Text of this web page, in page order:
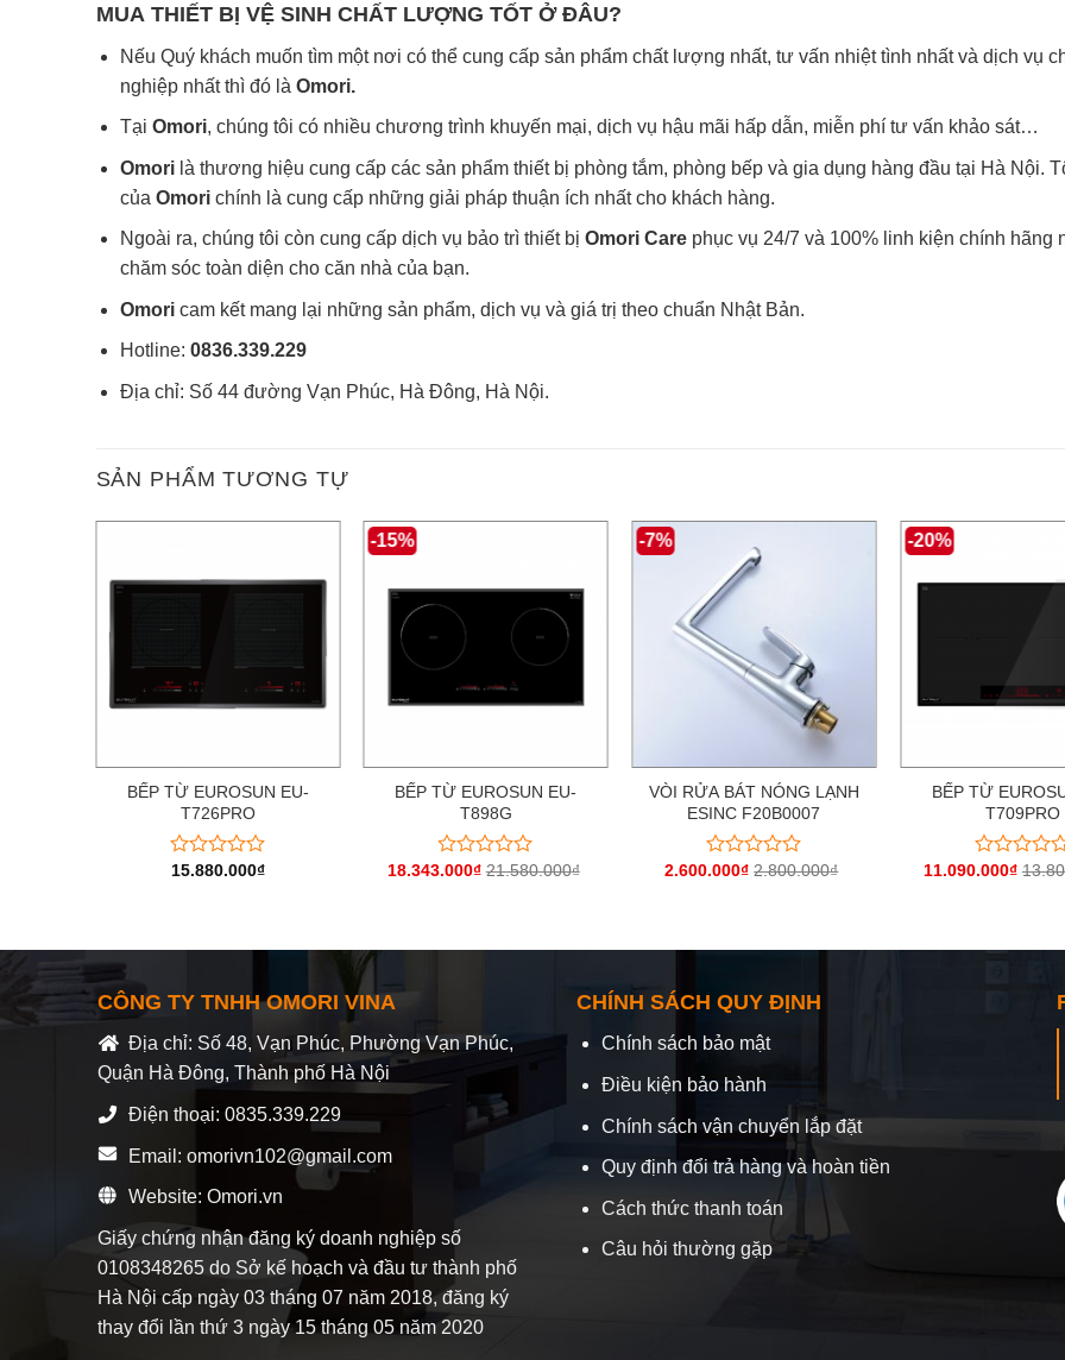
MUA THIẾT BỊ VỆ SINH CHẤT LƯỢNG TỐT Ở ĐÂU?
Nếu Quý khách muốn tìm một nơi có thể cung cấp sản phẩm chất lượng nhất, tư vấn nhiệt tình nhất và dịch vụ
nghiệp nhất thì đó làOmori.
TạiOmori, chúng tôi có nhiều chương trình khuyến mại, dịch vụ hậu mãi hấp dẫn, miễn phí tư vấn khảo sát…
Omori là thương hiệu cung cấp các sản phẩm thiết bị phòng tắm, phòng bếp và gia dụng hàng đầu tại Hà Nội.
củaOmori chính là cung cấp những giải pháp thuận ích nhất cho khách hàng.
Ngoài ra, chúng tôi còn cung cấp dịch vụ bảo trì thiết bịOmori Care phục vụ 24/7 và 100% linh kiện chính hãng
chăm sóc toàn diện cho căn nhà của bạn.
Omori cam kết mang lại những sản phẩm, dịch vụ và giá trị theo chuẩn Nhật Bản.
Hotline:0836.339.229
Địa chỉ: Số 44 đường Vạn Phúc, Hà Đông, Hà Nội.
SẢN PHẨM TƯƠNG TỰ
BẾP TỪ EUROSUN EU-
T726PRO
Được
5
15.880.000₫
-15%
BẾP TỪ EUROSUN EU-
T898G
Được
5
18.343.000₫ 21.580.000₫
-7%
VÒI RỬA BÁT NÓNG LẠNH
ESINC F20B0007
Được
5
2.600.000₫ 2.800.000₫
-20%
BẾP TỪ
T709PRO
Được
5
11.090.000₫
CÔNG TY TNHH OMORI VINA
Địa chỉ: Số 48, Vạn Phúc, Phường Vạn Phúc,
Quận Hà Đông, Thành phố Hà Nội
Điện thoại: 0835.339.229
Email: omorivn102@gmail.com
Website: Omori.vn
Giấy chứng nhận đăng ký doanh nghiệp số
0108348265 do Sở kế hoạch và đầu tư thành phố
Hà Nội cấp ngày 03 tháng 07 năm 2018, đăng ký
thay đổi lần thứ 3 ngày 15 tháng 05 năm 2020
CHÍNH SÁCH QUY ĐỊNH
Chính sách bảo mật
Điều kiện bảo hành
Chính sách vận chuyển lắp đặt
Quy định đổi trả hàng và hoàn tiền
Cách thức thanh toán
Câu hỏi thường gặp